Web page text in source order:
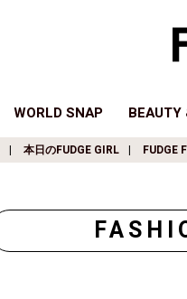
WORLD SNAP BEAUTY
本日のFUDGE GIRL FUDGE